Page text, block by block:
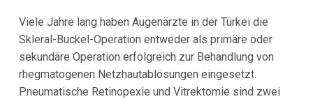
Viele Jahre lang haben Augenärzte in der Türkei die
Skleral-Buckel-Operation entweder als primäre oder
sekundäre Operation erfolgreich zur Behandlung von
rhegmatogenen Netzhautablösungen eingesetzt.
Pneumatische Retinopexie und Vitrektomie sind zwei